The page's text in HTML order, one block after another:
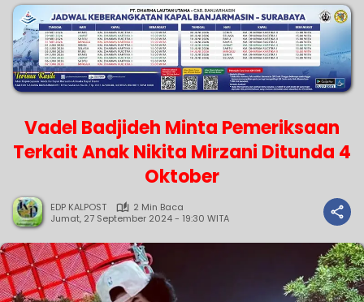
Vadel Badjideh Minta Pemeriksaan
Terkait Anak Nikita Mirzani Ditunda 4
Oktober
EDP KALPOST
2 Min Baca
Jumat, 27 September 2024 - 19:30 WITA